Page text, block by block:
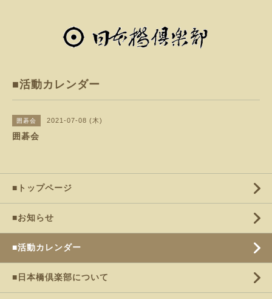
■活動カレンダー
囲碁会 2021-07-08 (木)
囲碁会
■トップページ
■お知らせ
■活動カレンダー
■日本橋倶楽部について